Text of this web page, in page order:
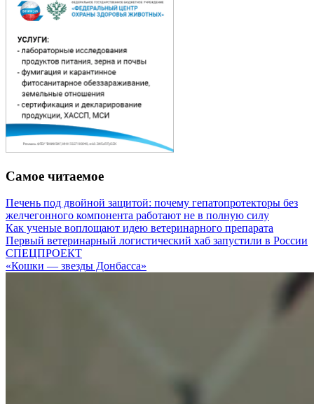
Самое читаемое
Печень под двойной защитой: почему гепатопротекторы без
желчегонного компонента работают не в полную силу
Как ученые воплощают идею ветеринарного препарата
Первый ветеринарный логистический хаб запустили в России
СПЕЦПРОЕКТ
«Кошки — звезды Донбасса»